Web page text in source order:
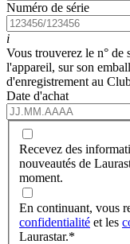
Numéro de série
i
Vous trouverez le n° de
l'appareil, sur son
d'enregistrement au
Date d'achat
Recevez des
nouveautés de
moment.
En continuant, vous
confidentialité et les
Laurastar.*